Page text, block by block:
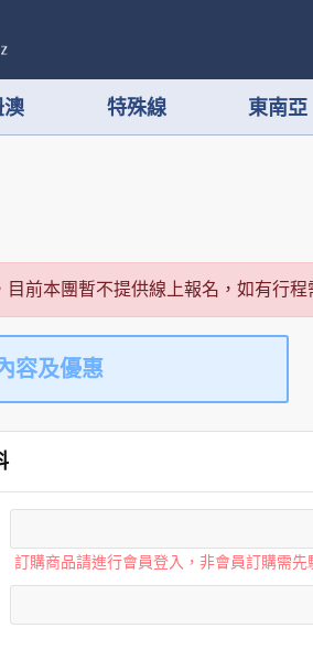
特殊線 東南亞
目前本團暫不提供線上報名，如有行程
容及優惠
訂購商品請進行會員登入，非會員訂購需先